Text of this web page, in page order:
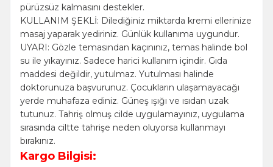
pürüzsüz kalmasını destekler.
KULLANIM ŞEKLİ: Dilediğiniz miktarda kremi ellerinize
masaj yaparak yediriniz. Günlük kullanıma uygundur.
UYARI: Gözle temasından kaçınınız, temas halinde bol
su ile yıkayınız. Sadece harici kullanım içindir. Gıda
maddesi değildir, yutulmaz. Yutulması halinde
doktorunuza başvurunuz. Çocukların ulaşamayacağı
yerde muhafaza ediniz. Güneş ışığı ve ısıdan uzak
tutunuz. Tahriş olmuş cilde uygulamayınız, uygulama
sırasında ciltte tahrişe neden oluyorsa kullanmayı
bırakınız.
Kargo Bilgisi: